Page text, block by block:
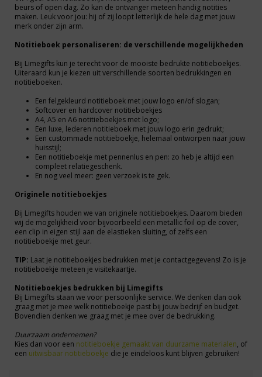
beurs of open dag. Zo kan de ontvanger meteen handig notities
maken. Leuk voor jou: hij of zij loopt letterlijk de hele dag met jouw
merk onder zijn arm.
Notitieboek personaliseren: de verschillende mogelijkheden
Bij Limegifts kun je terecht voor de mooiste bedrukte notitieboekjes.
Uiteraard kun je kiezen uit verschillende soorten bedrukkingen en
notitieboeken.
Een felgekleurd notitieboek met jouw logo en/of slogan;
Softcover en hardcover notitieboekjes
A4, A5 en A6 notitieboekjes met logo;
Een luxe, lederen notitieboek met jouw logo erin gedrukt;
Een custommade notitieboekje, helemaal ontworpen naar jouw
huisstijl;
Een notitieboekje met pennenlus en pen: zo heb je altijd een
compleet relatiegeschenk.
En nog veel meer: geen verzoek is te gek.
Originele notitieboekjes
Bij Limegifts houden we van originele notitieboekjes. Daarom bieden
wij de mogelijkheid voor bijvoorbeeld een metallic foil op de cover,
een clip in eigen stijl aan de elastieken sluiting, of zelfs een
notitieboekje met geur.
TIP: Laat je notitieboekjes bedrukken met je contactgegevens! Zo is je
notitieboekje meteen je visitekaartje.
Notitieboekjes bedrukken bij Limegifts
Bij Limegifts staan we voor persoonlijke service. We denken dan ook
graag met je mee welk notitieboekje past bij jouw bedrijf en budget.
Bovendien denken we graag met je mee over de bedrukking.
Duurzaam ondernemen?
Kies dan voor een notitieboekje gemaakt van duurzame materialen, of
een uitwisbaar notitieboekje die je eindeloos kunt blijven gebruiken!